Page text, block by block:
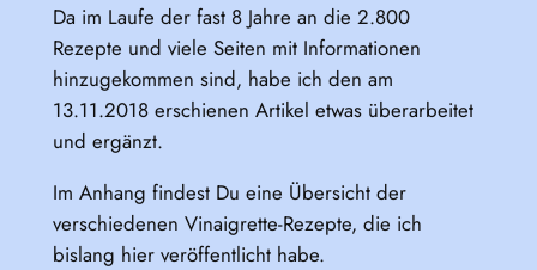
Da im Laufe der fast 8 Jahre an die 2.800
Rezepte und viele Seiten mit Informationen
hinzugekommen sind, habe ich den am
13.11.2018 erschienen Artikel etwas überarbeitet
und ergänzt.
Im Anhang findest Du eine Übersicht der
verschiedenen Vinaigrette-Rezepte, die ich
bislang hier veröffentlicht habe.